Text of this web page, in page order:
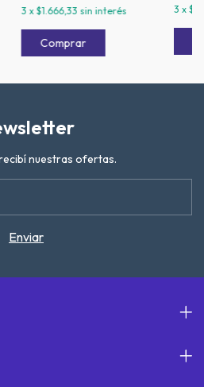
3 x$1.666,33 sin interés
3 x
nuestras ofertas.